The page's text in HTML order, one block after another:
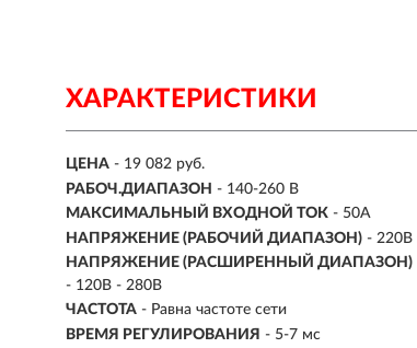
ХАРАКТЕРИСТИКИ
ЦЕНА - 19 082 руб.
РАБОЧ.ДИАПАЗОН - 140-260 В
МАКСИМАЛЬНЫЙ ВХОДНОЙ ТОК - 50А
НАПРЯЖЕНИЕ (РАБОЧИЙ ДИАПАЗОН) - 220В
НАПРЯЖЕНИЕ (РАСШИРЕННЫЙ ДИАПАЗОН)
- 120В - 280В
ЧАСТОТА - Равна частоте сети
ВРЕМЯ РЕГУЛИРОВАНИЯ - 5-7 мс